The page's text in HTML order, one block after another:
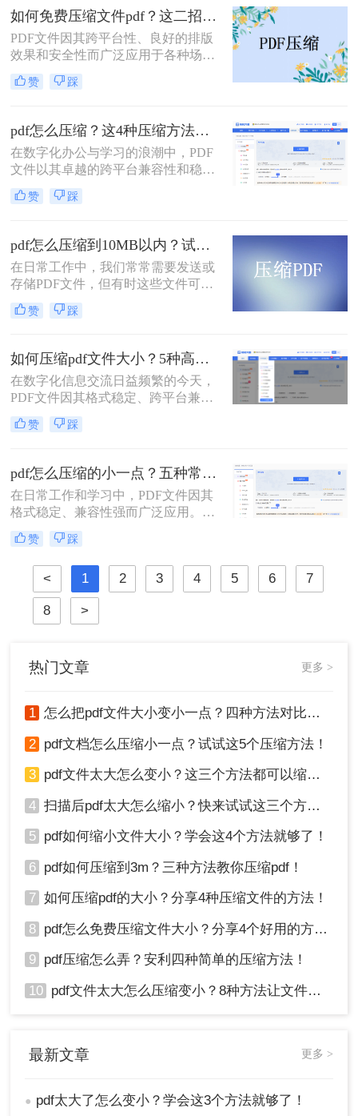
如何免费压缩文件pdf？这二招快来看！
PDF文件因其跨平台性、良好的排版
效果和安全性而广泛应用于各种场
合。然而，过大的PDF文件可能会给
传输和存储带来不便。那么如何免费
压缩PDF文件的方法，帮助您轻松解
决PDF文件过大的问题。
赞 踩
pdf怎么压缩？这4种压缩方法助您pdf文件“瘦身”！
在数字化办公与学习的浪潮中，PDF
文件以其卓越的跨平台兼容性和稳定
的格式呈现，成为了我们日常工作、
学习和交流中不可或缺的载体。然
复杂排版的广泛应用，PDF文件的体
积也日益“臃肿”。一个几十兆甚至上
百兆的PDF文件，不仅占用宝贵的存
储空间，更在通过邮件发送、即时通
讯工具传输或上传至云盘时，变得异
常缓慢且不便。
赞 踩
pdf怎么压缩到10MB以内？试试这4个压缩方法！
在日常工作中，我们常常需要发送或
存储PDF文件，但有时这些文件可能
会过大，导致传输不便或者占用过多
存储空间。为了应对这种情况，我们
确保文件大小不超过10MB。那么pdf
怎么压缩到10MB以内呢？本文将介
绍几种常用的PDF压缩方法。
赞 踩
如何压缩pdf文件大小？5种高效压缩全面解析！
在数字化信息交流日益频繁的今天，
PDF文件因其格式稳定、跨平台兼容
的特性而成为文档分发的首选。然
而，过大的PDF文件常常带来诸多不
统响应、导致电子邮件附件发送失败
或严重影响网络传输与下载效率。因
此，掌握高效、可靠的pdf压缩技术，
对于提升个人与团队的工作效率至关
重要。那么如何压缩pdf文件大小呢？
本文将深入探讨多种主流且高效的
PDF压缩方法，从在线工具、专业软
件到命令行技术与预处理技巧，为您
提供一个全面、详尽的解决方案库。
赞 踩
pdf怎么压缩的小一点？五种常用有效方法详解！
在日常工作和学习中，PDF文件因其
格式稳定、兼容性强而广泛应用。然
而，PDF文件体积过大时，会带来诸
多不便，例如传输速度慢、存储空间
占用多、邮件附件限制等。因此，掌
握压缩PDF文件的方法至关重要。那
么呢？本文将详细介绍多种常用且有
效的pdf压缩方法。通过遵循这些指
赞 踩
< 1 2 3 4 5 6 7
8 >
热门文章 更多 >
1 怎么把pdf文件大小变小一点？四种方法对比，一看就懂！
2 pdf文档怎么压缩小一点？试试这5个压缩方法！
3 pdf文件太大怎么变小？这三个方法都可以缩小！
4 扫描后pdf太大怎么缩小？快来试试这三个方法！
5 pdf如何缩小文件大小？学会这4个方法就够了！
6 pdf如何压缩到3m？三种方法教你压缩pdf！
7 如何压缩pdf的大小？分享4种压缩文件的方法！
8 pdf怎么免费压缩文件大小？分享4个好用的方法，简单又快捷！
9 pdf压缩怎么弄？安利四种简单的压缩方法！
10 pdf文件太大怎么压缩变小？8种方法让文件轻松"瘦身"！
最新文章 更多 >
● pdf太大了怎么变小？学会这3个方法就够了！